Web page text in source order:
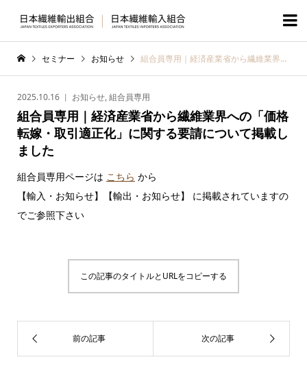

セミナー お知らせ 組合員専用｜経済産業省から繊維業界への「価格転嫁・取引適正化」に関する要請について掲載しました
2025.10.16 お知らせ,組合員専用
組合員専用｜経済産業省から繊維業界への「価格
転嫁・取引適正化」に関する要請について掲載し
ました
組合員専用ページは こちら から
【輸入・お知らせ】【輸出・お知らせ】 に掲載されていますの
でご参照下さい
この記事のタイトルとURLをコピーする